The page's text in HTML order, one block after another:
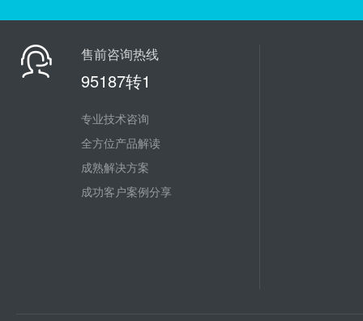
售前咨询热线
95187转1
专业技术咨询
全方位产品解读
成熟解决方案
成功客户案例分享